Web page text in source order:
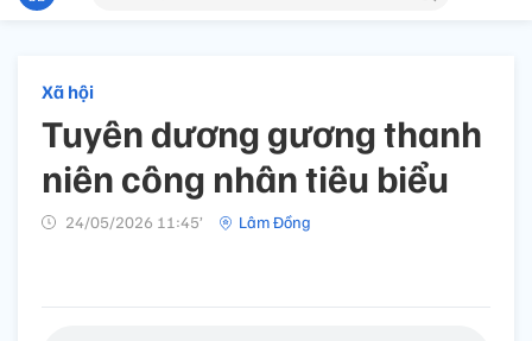
Xã hội
Tuyên dương gương thanh
niên công nhân tiêu biểu
24/05/2026 11:45’ Lâm Đồng